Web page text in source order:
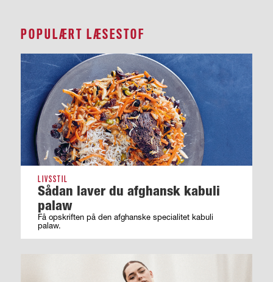
POPULÆRT LÆSESTOF
LIVSSTIL
Sådan laver du afghansk kabuli
palaw
Få opskriften på den afghanske specialitet kabuli
palaw.